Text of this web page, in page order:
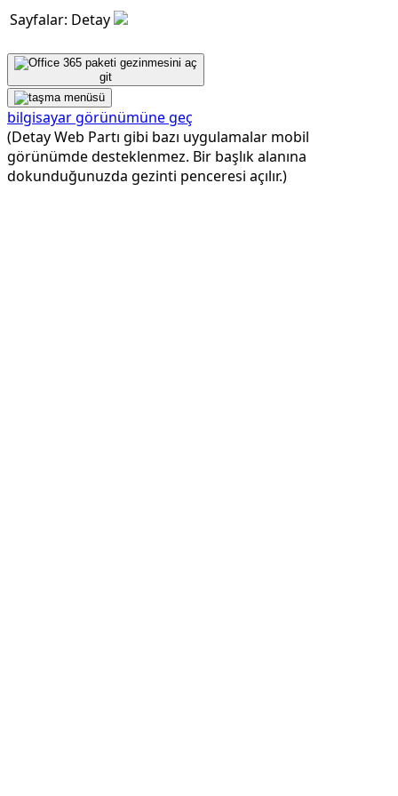
Sayfalar: Detay
git
bilgisayar görünümüne geç
(Detay Web Partı gibi bazı uygulamalar mobil
görünümde desteklenmez. Bir başlık alanına
dokunduğunuzda gezinti penceresi açılır.)